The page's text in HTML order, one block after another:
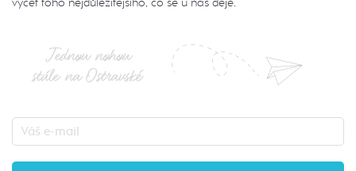
Jednou nohou
stále na Ostravské